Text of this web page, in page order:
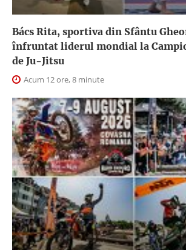
Bács Rita, sportiva din Sfântu
înfruntat liderul mondial la
de Ju-Jitsu
Acum 12 ore, 8 minute